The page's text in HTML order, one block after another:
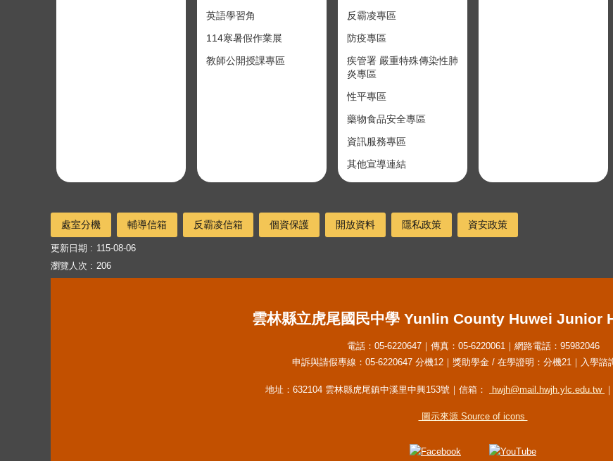
英語學習角
114寒暑假作業展
教師公開授課專區
反霸凌專區
防疫專區
疾管署 嚴重特殊傳染性肺
炎專區
性平專區
藥物食品安全專區
資訊服務專區
其他宣導連結
處室分機 輔導信箱 反霸凌信箱 個資保護 開放資料 隱私政策 資安政策
更新日期
115-08-06
瀏覽人次
206
雲林縣立虎尾國民中學 Yunlin County Huwei Junior
電話：05-6220647｜傳真：05-6220061｜網路電話：95982046
申訴與請假專線：05-6220647 分機12｜獎助學金 / 在學證明：分機21｜入學諮
地址：632104 雲林縣虎尾鎮中溪里中興153號｜信箱： hwjh@mail.hwjh.ylc.edu.tw
圖示來源 Source of icons